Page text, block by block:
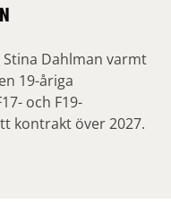
Dahlman varmt
19-åriga
och F19-
kontrakt över 2027.